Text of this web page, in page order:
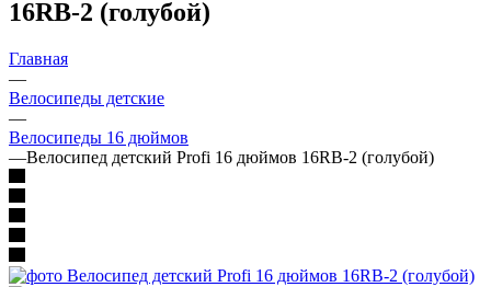
16RB-2 (голубой)
Главная
—
Велосипеды детские
—
Велосипеды 16 дюймов
—Велосипед детский Profi 16 дюймов 16RB-2 (голубой)